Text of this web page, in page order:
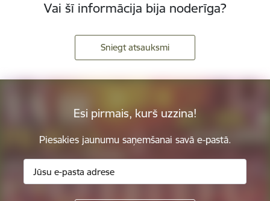
Vai šī informācija bija noderīga?
Sniegt atsauksmi
Esi pirmais, kurš uzzina!
Piesakies jaunumu saņemšanai savā e-pastā.